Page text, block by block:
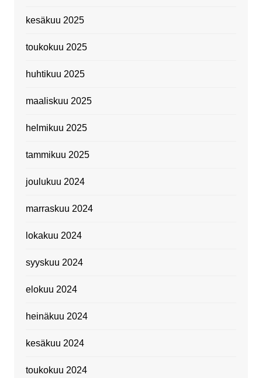
kesäkuu 2025
toukokuu 2025
huhtikuu 2025
maaliskuu 2025
helmikuu 2025
tammikuu 2025
joulukuu 2024
marraskuu 2024
lokakuu 2024
syyskuu 2024
elokuu 2024
heinäkuu 2024
kesäkuu 2024
toukokuu 2024